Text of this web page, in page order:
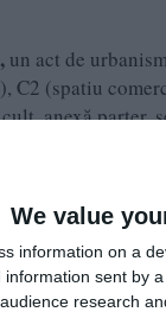
We value
information on a
sent by
research
un act de
(spatiu
anexă